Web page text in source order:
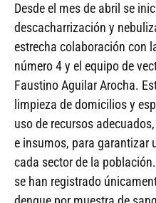
Desde el mes de abril se
descacharrización y
estrecha colaboración con
número 4 y el equipo de
Faustino Aguilar Arocha.
limpieza de domicilios y
uso de recursos
e insumos, para garantizar
cada sector de la
se han registrado